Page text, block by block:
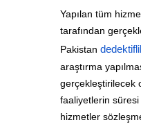
Yapılan tüm
tarafından
Pakistan
araştırma
gerçekleştirilecek
faaliyetlerin süresi
hizmetler